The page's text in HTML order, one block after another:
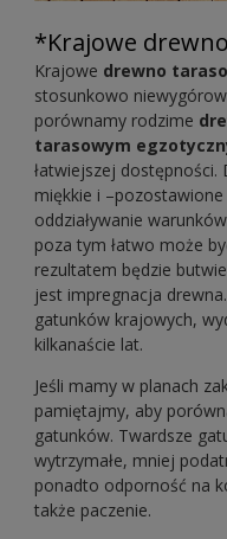
*Krajowe
Krajowe drewno
stosunkowo
porównamy rodzime
tarasowym
łatwiejszej
miękkie i
oddziaływanie
poza tym łatwo może
rezultatem będzie
jest impregnacja
gatunków krajowych,
kilkanaście lat.
Jeśli mamy w planach
pamiętajmy, aby
gatunków. Twardsze
wytrzymałe, mniej
ponadto odporność na
także paczenie.